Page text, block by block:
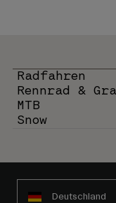
Radfahren
Rennrad &
MTB
Snow
Deutschland